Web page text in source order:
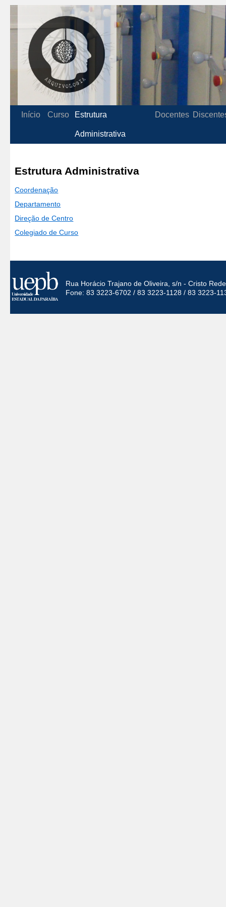
Início Curso Estrutura
Administrativa
Docentes
Estrutura Administrativa
Coordenação
Departamento
Direção de Centro
Colegiado de Curso
Rua Horácio Trajano de Oliveira, s/n - Cristo
Fone: 83 3223-6702 / 83 3223-1128 / 83 3223-